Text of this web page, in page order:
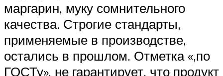
маргарин, муку сомнительного
качества. Строгие стандарты,
применяемые в производстве,
остались в прошлом. Отметка «,по
ГОСТу», не гарантирует, что продукт